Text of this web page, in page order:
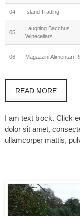
04 Island Trading
05
Laughing Bacchus
Winecellars
06 Magazzini Alimentari
READ MORE
I am text block. Click
dolor sit amet,
ullamcorper mattis,